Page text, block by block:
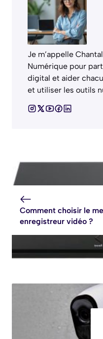
Je m’appelle
Numérique pour
digital et aider
et utiliser les outils
Comment choisir le
enregistreur vidéo ?